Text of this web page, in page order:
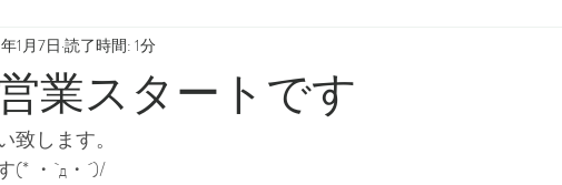
業スタートです
1月7日 読了時間: 1分
します。
(* ・`д・´)/